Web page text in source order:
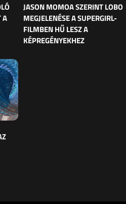
A
JASON MOMOA SZERINT LOBO
MEGJELENÉSE A SUPERGIRL-
FILMBEN HŰ LESZ A
KÉPREGÉNYEKHEZ